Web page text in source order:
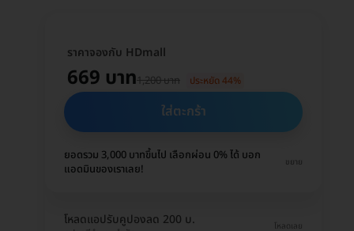
ราคาจองกับ HDmall
669 บาท1,200 บาท ประหยัด 44%
ใส่ตะกร้า
ยอดรวม 3,000 บาทขึ้นไป เลือกผ่อน 0% ได้ บอก
แอดมินของเราเลย!
ขยาย
โหลดแอปรับคูปองลด 200 บ. โหลดเลย